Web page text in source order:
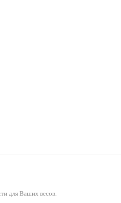
для Ваших весов.